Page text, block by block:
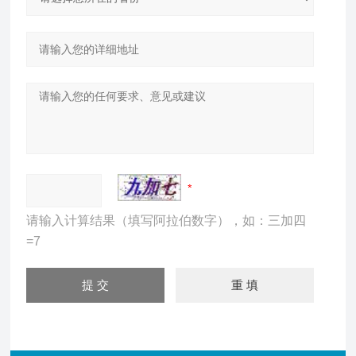
请输入计算结果（填写阿拉伯数字），如：三加四
=7